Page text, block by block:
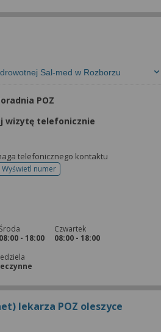
Sal-med w Rozborzu
POZ
wizytę telefonicznie
telefonicznego kontaktu
Wyświetl numertelefonu do rejestracji
08:00 - 18:00
Czwartek
08:00 - 18:00
lekarza POZ oleszyce